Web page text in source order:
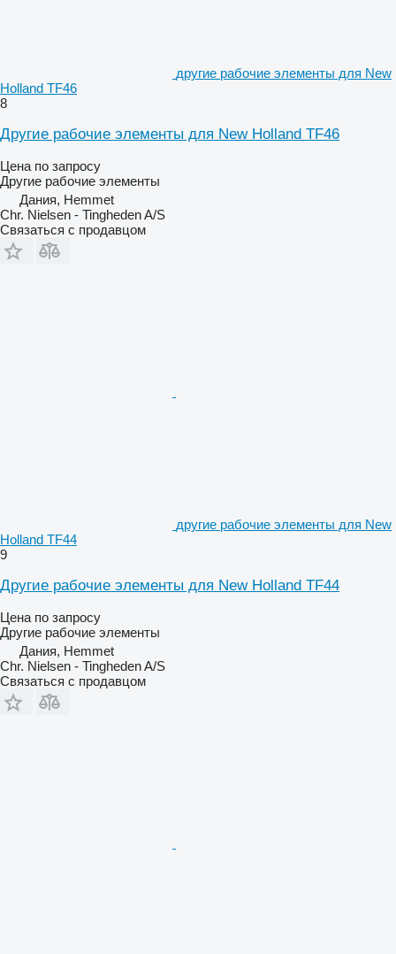
другие рабочие элементы для New
Holland TF46
8
Другие рабочие элементы для New Holland TF46
Цена по запросу
Другие рабочие элементы
Дания, Hemmet
Chr. Nielsen - Tingheden A/S
Связаться с продавцом
другие рабочие элементы для New
Holland TF44
9
Другие рабочие элементы для New Holland TF44
Цена по запросу
Другие рабочие элементы
Дания, Hemmet
Chr. Nielsen - Tingheden A/S
Связаться с продавцом